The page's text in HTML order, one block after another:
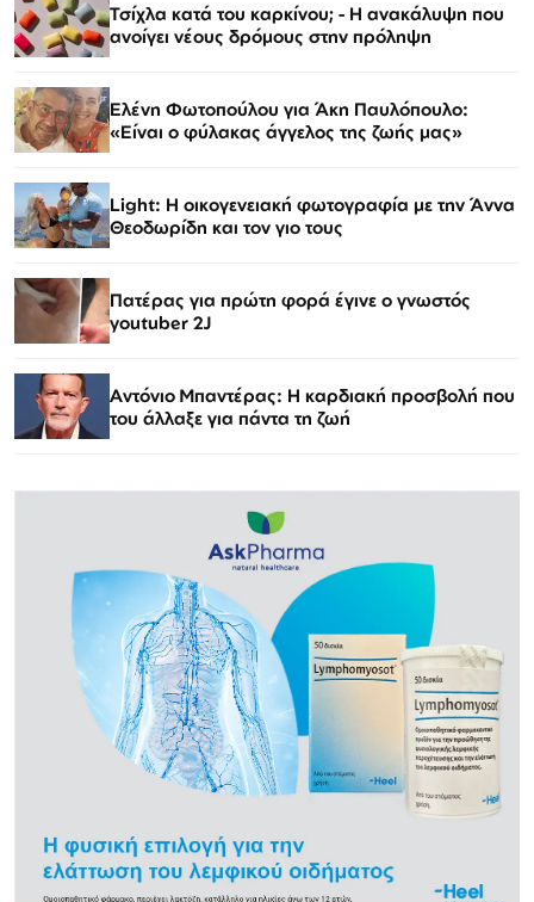
Τσίχλα κατά του καρκίνου; - Η ανακάλυψη που
ανοίγει νέους δρόμους στην πρόληψη
Ελένη Φωτοπούλου για Άκη Παυλόπουλο:
«Είναι ο φύλακας άγγελος της ζωής μας»
Light: Η οικογενειακή φωτογραφία με την Άννα
Θεοδωρίδη και τον γιο τους
Πατέρας για πρώτη φορά έγινε ο γνωστός
youtuber 2J
Αντόνιο Μπαντέρας: Η καρδιακή προσβολή που
του άλλαξε για πάντα τη ζωή